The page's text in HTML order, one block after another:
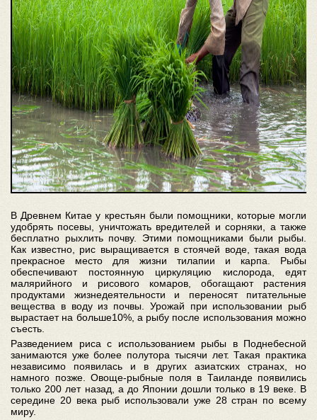
В Древнем Китае у крестьян были помощники, которые могли
удобрять посевы, уничтожать вредителей и сорняки, а также
бесплатно рыхлить почву. Этими помощниками были рыбы.
Как известно, рис выращивается в стоячей воде, такая вода
прекрасное место для жизни тилапии и карпа. Рыбы
обеспечивают постоянную циркуляцию кислорода, едят
малярийного и рисового комаров, обогащают растения
продуктами жизнедеятельности и переносят питательные
вещества в воду из почвы. Урожай при использовании рыб
вырастает на больше10%, а рыбу после использования можно
съесть.
Разведением риса с использованием рыбы в Поднебесной
занимаются уже более полутора тысячи лет. Такая практика
независимо появилась и в других азиатских странах, но
намного позже. Овоще-рыбные поля в Таиланде появились
только 200 лет назад, а до Японии дошли только в 19 веке. В
середине 20 века рыб использовали уже 28 стран по всему
миру.